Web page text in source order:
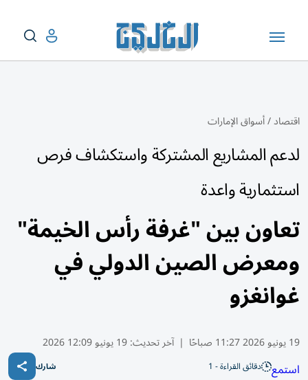
اقتصاد/أسواق الإمارات
لدعم المشاريع المشتركة واستكشاف فرص
استثمارية واعدة
تعاون بين "غرفة رأس الخيمة"
ومعرض الصين الدولي في
غوانغزو
19 يونيو 2026 11:27 صباحًا | آخر تحديث:19 يونيو 12:09 2026
استمع دقائق القراءة - 1 شارك